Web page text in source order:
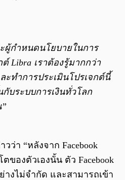
ผู้กำหนดนโยบายในการ
Libra เราต้องรู้มากกว่า
ะทำการประเมินโปรเจกต์นี้
บระบบการเงินทั่วโลก
ว่า “หลังจาก Facebook
ของตัวเองนั้น ตัว Facebook
างไม่จำกัด และสามารถเข้า